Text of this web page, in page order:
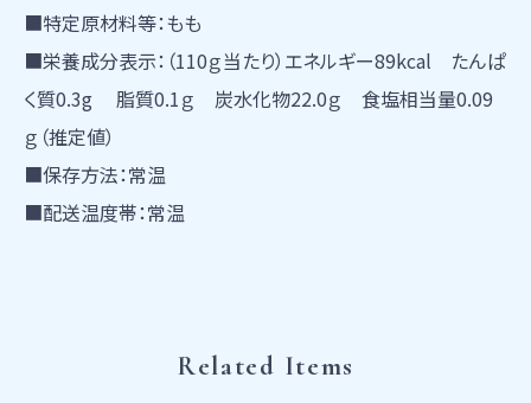
■特定原材料等：もも
■栄養成分表示：（110ｇ当たり）エネルギー89kcal たんぱ
く質0.3g 脂質0.1ｇ 炭水化物22.0ｇ 食塩相当量0.09
ｇ（推定値）
■保存方法：常温
■配送温度帯：常温
Related Items